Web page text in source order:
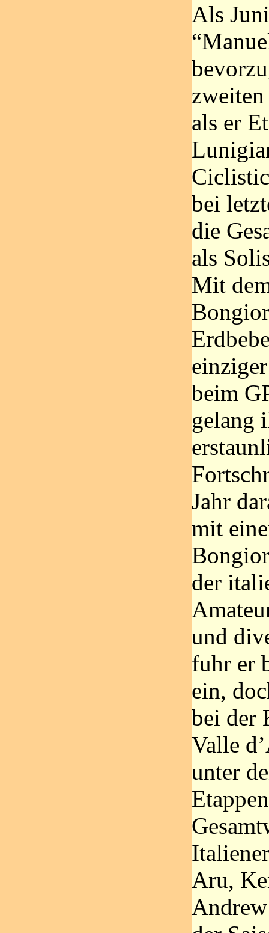
Als
als er
bei
die
als
Mit
beim
gelang
Jahr
mit
der
und
fuhr er
ein,
bei der
Valle
unter
Aru,